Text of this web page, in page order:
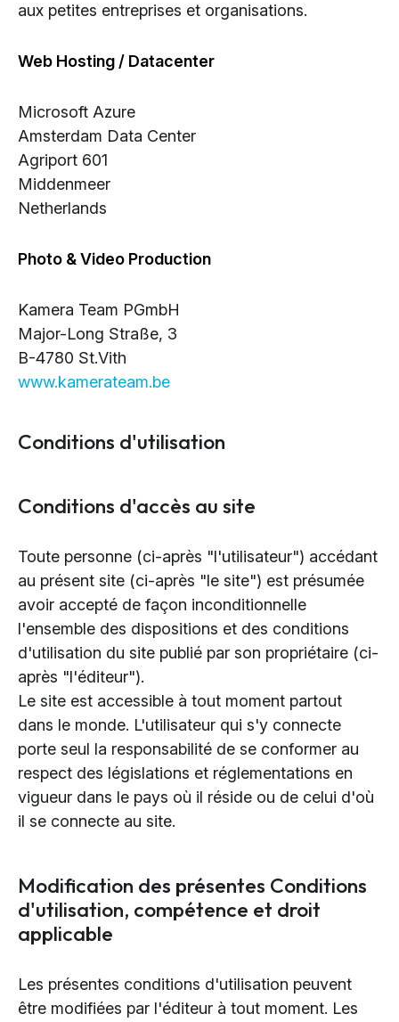
aux petites entreprises et organisations.
Web Hosting / Datacenter
Microsoft Azure
Amsterdam Data Center
Agriport 601
Middenmeer
Netherlands
Photo & Video Production
Kamera Team PGmbH
Major-Long Straße, 3
B-4780 St.Vith
www.kamerateam.be
Conditions d'utilisation
Conditions d'accès au site
Toute personne (ci-après "l'utilisateur") accédant
au présent site (ci-après "le site") est présumée
avoir accepté de façon inconditionnelle
l'ensemble des dispositions et des conditions
d'utilisation du site publié par son propriétaire (ci-
après "l'éditeur").
Le site est accessible à tout moment partout
dans le monde. L'utilisateur qui s'y connecte
porte seul la responsabilité de se conformer au
respect des législations et réglementations en
vigueur dans le pays où il réside ou de celui d'où
il se connecte au site.
Modification des présentes Conditions
d'utilisation, compétence et droit
applicable
Les présentes conditions d'utilisation peuvent
être modifiées par l'éditeur à tout moment. Les